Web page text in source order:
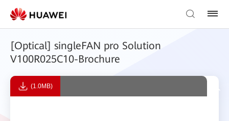
[Optical] singleFAN pro Solution
V100R025C10-Brochure
(1.0MB)